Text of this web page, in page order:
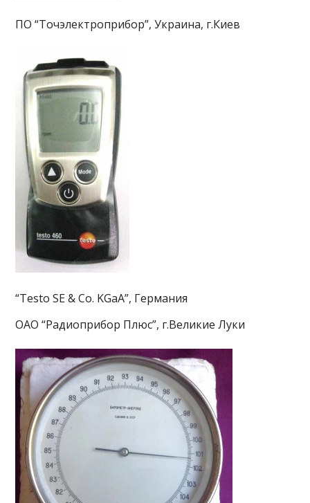
ПО “Точэлектроприбор”, Украина, г.Киев
“Testo SE & Co. KGaA”, Германия
ОАО “Радиоприбор Плюс”, г.Великие Луки